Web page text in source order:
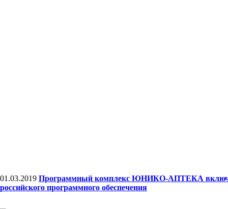
01.03.2019 Программный комплекс ЮНИКО-АПТЕКА
российского программного обеспечения